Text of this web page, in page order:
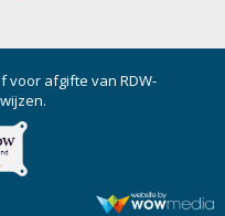
voor afgifte van RDW-